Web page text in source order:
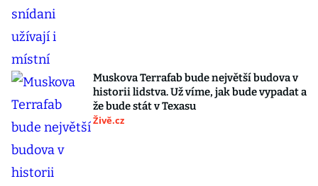
Muskova Terrafab bude největší budova v
historii lidstva. Už víme, jak bude vypadat a
že bude stát v Texasu
Živě.cz